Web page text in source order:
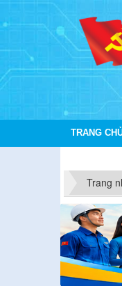
TRANG
Trang